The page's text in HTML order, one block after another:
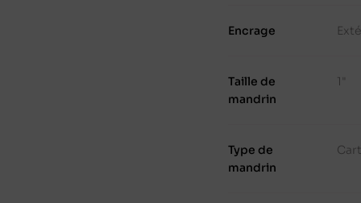
Encrage
Taille de
mandrin
1"
Type de
mandrin